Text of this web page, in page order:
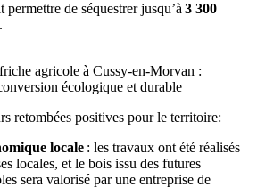
de séquestrer jusqu’à 3 300
.
agricole à Cussy-en-Morvan :
écologique et durable
retombées positives pour le territoire:
locale : les travaux ont été réalisés
locales, et le bois issu des futures
sera valorisé par une entreprise de